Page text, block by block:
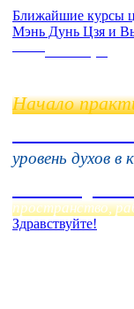
Ближайшие курсы
Мэнь Дунь Цзя и
Начало
уровень духов
пространство,
Здравствуйте!